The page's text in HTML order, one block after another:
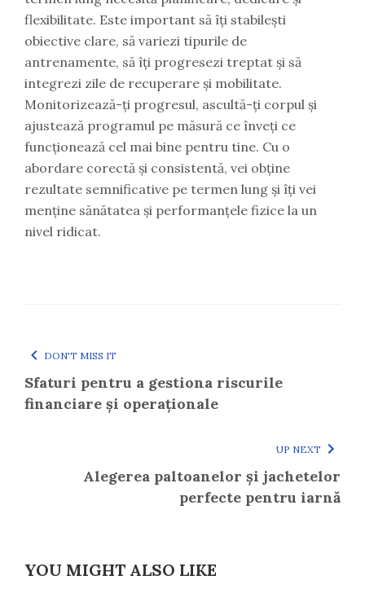
flexibilitate. Este important să îți stabilești
obiective clare, să variezi tipurile de
antrenamente, să îți progresezi treptat și să
integrezi zile de recuperare și mobilitate.
Monitorizează-ți progresul, ascultă-ți corpul și
ajustează programul pe măsură ce înveți ce
funcționează cel mai bine pentru tine. Cu o
abordare corectă și consistentă, vei obține
rezultate semnificative pe termen lung și îți vei
menține sănătatea și performanțele fizice la un
nivel ridicat.
DON'T MISS IT
Sfaturi pentru a gestiona riscurile
financiare și operaționale
UP NEXT
Alegerea paltoanelor și jachetelor
perfecte pentru iarnă
YOU MIGHT ALSO LIKE